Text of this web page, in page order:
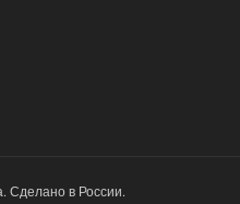
Сделано в России.